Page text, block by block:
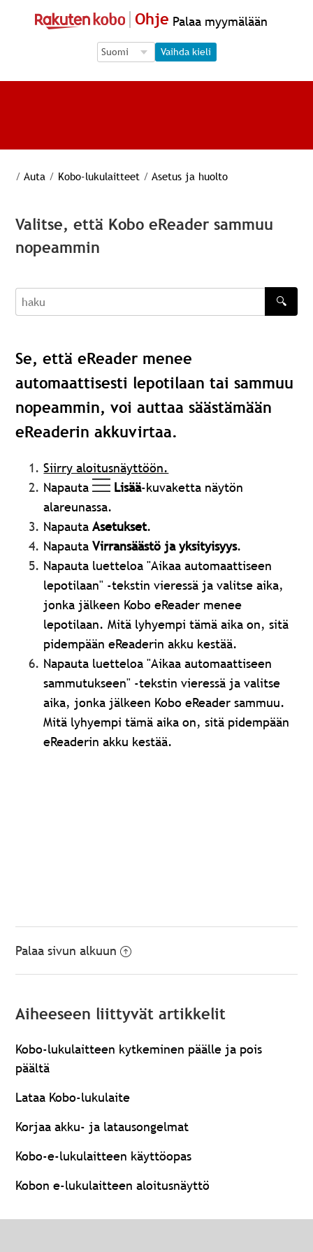
Ohje Palaa myymälään
Language Selection
Language Selection
Vaihda kieli
/ Auta / Kobo-lukulaitteet / Asetus ja huolto
Valitse, että Kobo eReader sammuu
nopeammin
haku
🔍
Se, että eReader menee
automaattisesti lepotilaan tai sammuu
nopeammin, voi auttaa säästämään
eReaderin akkuvirtaa.
Siirry aloitusnäyttöön.
Napauta
Lisää-kuvaketta näytön
alareunassa.
NapautaAsetukset.
NapautaVirransäästö ja yksityisyys.
Napauta luetteloa "Aikaa automaattiseen
lepotilaan" -tekstin vieressä ja valitse aika,
jonka jälkeen Kobo eReader menee
lepotilaan. Mitä lyhyempi tämä aika on, sitä
pidempään eReaderin akku kestää.
Napauta luetteloa "Aikaa automaattiseen
sammutukseen" -tekstin vieressä ja valitse
aika, jonka jälkeen Kobo eReader sammuu.
Mitä lyhyempi tämä aika on, sitä pidempään
eReaderin akku kestää.
Palaa sivun alkuun
Aiheeseen liittyvät artikkelit
Kobo-lukulaitteen kytkeminen päälle ja pois
päältä
Lataa Kobo-lukulaite
Korjaa akku- ja latausongelmat
Kobo-e-lukulaitteen käyttöopas
Kobon e-lukulaitteen aloitusnäyttö